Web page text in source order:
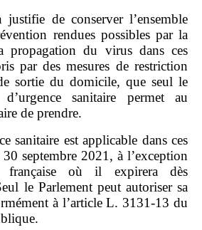
justifie de conserver l’ensemble
rendues possibles par la
du virus dans ces
par des mesures de restriction
sortie du domicile, que seul le
sanitaire permet au
de prendre.
sanitaire est applicable dans ces
septembre 2021, à l’exception
française où il expirera dès
le Parlement peut autoriser sa
à l’article L. 3131‑13 du